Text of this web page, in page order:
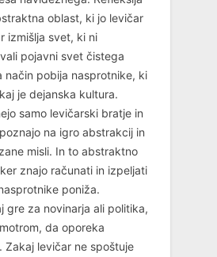
oblast, ki jo levičar
izmišlja svet, ki ni
pojavni svet čistega
način pobija nasprotnike, ki
je dejanska kultura.
samo levičarski bratje in
na igro abstrakcij in
misli. In to abstraktno
znajo računati in izpeljati
poniža.
gre za novinarja ali politika,
da oporeka
Zakaj levičar ne spoštuje